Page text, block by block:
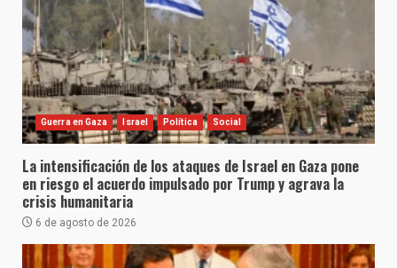
Guerra en Gaza Israel Política Social
La intensificación de los ataques de Israel en Gaza pone
en riesgo el acuerdo impulsado por Trump y agrava la
crisis humanitaria
6 de agosto de 2026